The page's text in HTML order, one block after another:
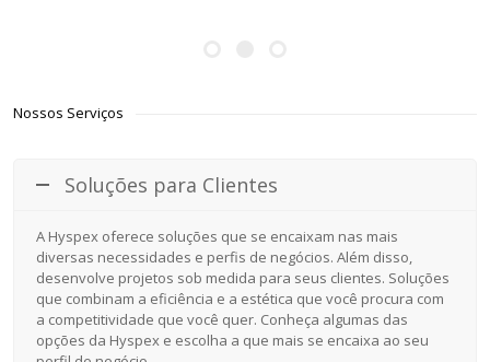
Nossos Serviços
Soluções para Clientes
A Hyspex oferece soluções que se encaixam nas mais
diversas necessidades e perfis de negócios. Além disso,
desenvolve projetos sob medida para seus clientes. Soluções
que combinam a eficiência e a estética que você procura com
a competitividade que você quer. Conheça algumas das
opções da Hyspex e escolha a que mais se encaixa ao seu